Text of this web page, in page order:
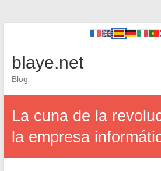
blaye.net
Blog
La cuna de la
la empresa